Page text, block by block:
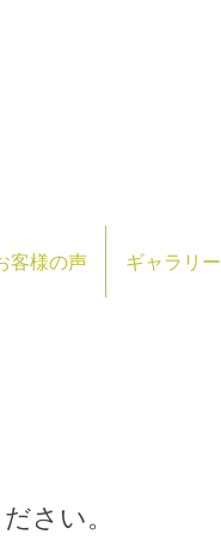
客様の声 ギャラリー
さい。